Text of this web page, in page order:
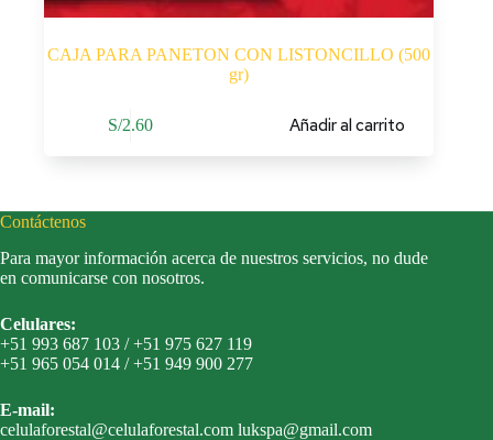
CAJA PARA PANETON CON LISTONCILLO (500
gr)
S/2.60 Añadir al carrito
Contáctenos
Para mayor información acerca de nuestros servicios, no dude
en comunicarse con nosotros.
Celulares:
+51 993 687 103 / +51 975 627 119
+51 965 054 014 / +51 949 900 277
E-mail:
celulaforestal@celulaforestal.com lukspa@gmail.com